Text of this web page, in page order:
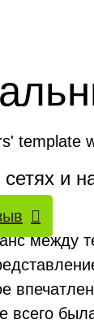
template
и
между